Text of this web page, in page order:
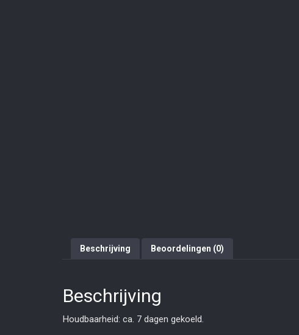
Beschrijving Beoordelingen (0)
Beschrijving
Houdbaarheid: ca. 7 dagen gekoeld.